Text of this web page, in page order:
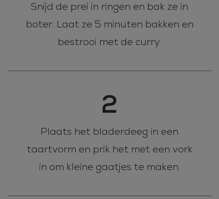
Snijd de prei in ringen en bak ze in
boter. Laat ze 5 minuten bakken en
bestrooi met de curry.
2
Plaats het bladerdeeg in een
taartvorm en prik het met een vork
in om kleine gaatjes te maken.